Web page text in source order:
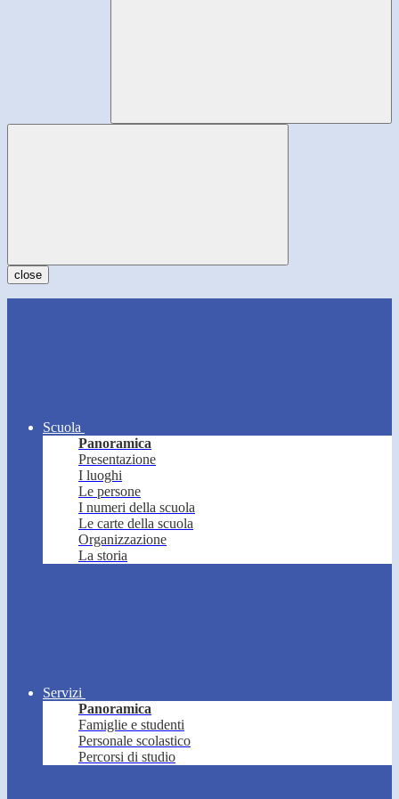
close
Scuola
Panoramica
Presentazione
I luoghi
Le persone
I numeri della scuola
Le carte della scuola
Organizzazione
La storia
Servizi
Panoramica
Famiglie e studenti
Personale scolastico
Percorsi di studio